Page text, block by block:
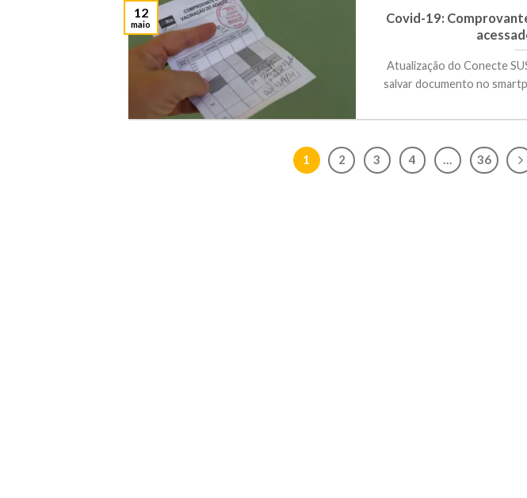
Covid-19:
Atualização do Conecte
salvar documento no
12
maio
1 2 3 4 … 36